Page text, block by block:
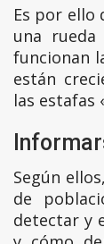
Es por ello
una rueda
funcionan
están
las estafas
Según
de
detectar y